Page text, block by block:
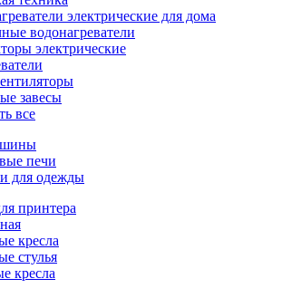
электрические для дома
водонагреватели
электрические
завесы
все
печи
для одежды
принтера
кресла
стулья
кресла